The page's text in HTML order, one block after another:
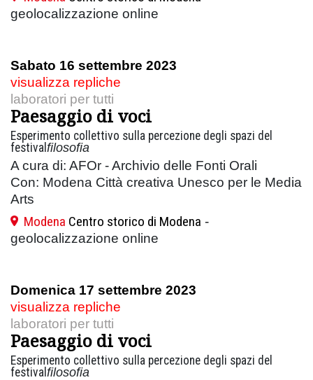
geolocalizzazione online
Sabato 16 settembre 2023
visualizza repliche
laboratori per tutti
Paesaggio di voci
Esperimento collettivo sulla percezione degli spazi del
festival filosofia
A cura di: AFOr - Archivio delle Fonti Orali
Con: Modena Città creativa Unesco per le Media
Arts
Modena Centro storico di Modena -
geolocalizzazione online
Domenica 17 settembre 2023
visualizza repliche
laboratori per tutti
Paesaggio di voci
Esperimento collettivo sulla percezione degli spazi del
festival filosofia